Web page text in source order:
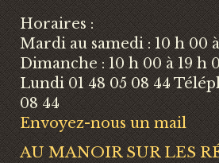
Horaires :
Mardi au samedi : 10 h 00
Dimanche : 10 h 00 à 19 h
Lundi 01 48 05 08 44
08 44
Envoyez-nous un mail
AU MANOIR SUR LES